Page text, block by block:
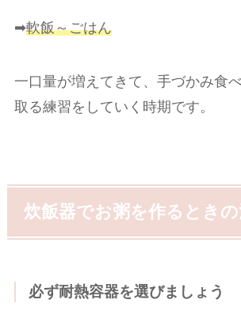
➡軟飯～ごはん
一口量が増えてきて、手づかみ食
取る練習をしていく時期です。
炊飯器でお粥を作るとき
必ず耐熱容器を選びましょう